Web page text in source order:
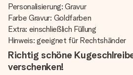
Personalisierung: Gravur
Farbe Gravur: Goldfarben
Extra: einschließlich Füllung
Hinweis: geeignet für Rechtshänder
Richtig schöne
verschenken!